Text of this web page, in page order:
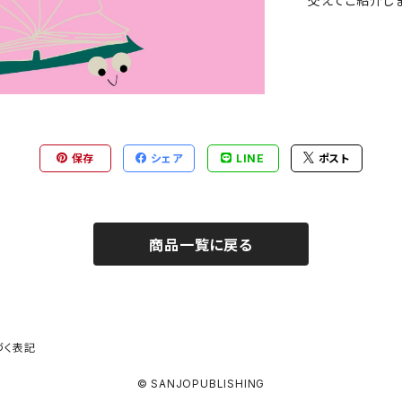
保存 シェア LINE ポスト
商品一覧に戻る
表記
© SANJOPUBLISHING